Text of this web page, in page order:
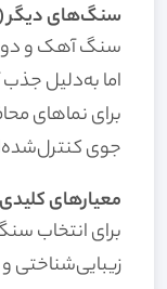
سنگ‌های دیگر
سنگ آهک و
اما به‌دلیل
برای نماهای
جوی
معیارهای
برای انتخاب
زیبایی‌شناختی